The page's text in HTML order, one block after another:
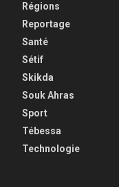
Régions
Reportage
Santé
Sétif
Skikda
Souk Ahras
Sport
Tébessa
Technologie